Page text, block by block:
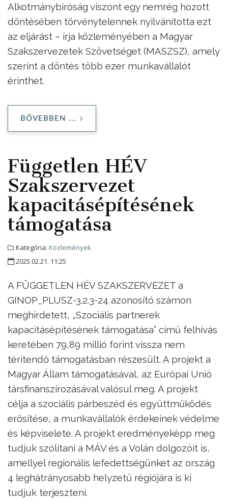
Alkotmánybíróság viszont egy nemrég hozott
döntésében törvénytelennek nyilvánította ezt
az eljárást – írja közleményében a Magyar
Szakszervezetek Szövetséget (MASZSZ), amely
szerint a döntés több ezer munkavállalót
érinthet.
BŐVEBBEN ...
Független HÉV
Szakszervezet
kapacitásépítésének
támogatása
Kategória: Közlemények
2025.02.21. 11:25
A FÜGGETLEN HÉV SZAKSZERVEZET a
GINOP_PLUSZ-3.2.3-24 azonosító számon
meghirdetett, „Szociális partnerek
kapacitásépítésének támogatása” című felhívás
keretében 79,89 millió forint vissza nem
térítendő támogatásban részesült. A projekt a
Magyar Állam támogatásával, az Európai Unió
társfinanszírozásával valósul meg. A projekt
célja a szociális párbeszéd és együttműködés
erősítése, a munkavállalók érdekeinek védelme
és képviselete. A projekt eredményeképp meg
tudjuk szólítani a MÁV és a Volán dolgozóit is,
amellyel regionális lefedettségünket az ország
4 leghátrányosabb helyzetű régiójára is ki
tudjuk terjeszteni.